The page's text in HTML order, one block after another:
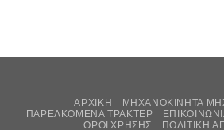
ΑΡΧΙΚΉ
ΜΗΧΑΝΟΚΊΝΗΤΑ
ΠΑΡΕΛΚΌΜΕΝΑ ΤΡΑΚΤΈΡ
ΌΡΟΙ ΧΡΉΣΗΣ
ΠΟΛΙΤΙΚΉ